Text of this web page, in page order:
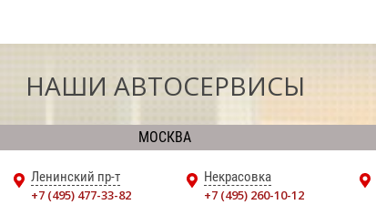
НАШИ АВТОСЕРВИСЫ
МОСКВА
Ленинский пр-т
+7 (495) 477-33-82
Некрасовка
+7 (495) 260-10-12